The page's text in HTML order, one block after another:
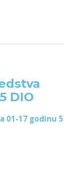
DIO
01-17 godinu 5